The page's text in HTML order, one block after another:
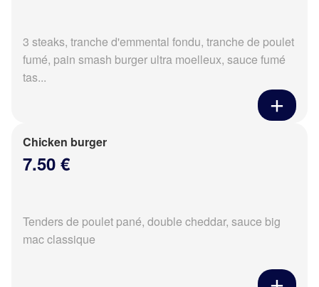
3 steaks, tranche d'emmental fondu, tranche de poulet
fumé, pain smash burger ultra moelleux, sauce fumé
tas...
Chicken burger
7.50 €
Tenders de poulet pané, double cheddar, sauce big
mac classique